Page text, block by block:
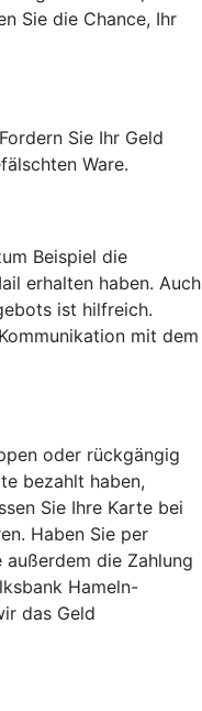
Sie die Chance, Ihr
Sie Ihr Geld
Ware.
Beispiel die
erhalten haben. Auch
ist hilfreich.
mit dem
oder rückgängig
bezahlt haben,
Sie Ihre Karte bei
Haben Sie per
die Zahlung
Hameln-
das Geld